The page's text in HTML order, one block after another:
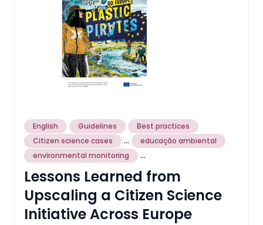
English Guidelines
Best practices
Citizen science cases
...
educação ambiental
environmental monitoring
...
Lessons Learned from
Upscaling a Citizen Science
Initiative Across Europe